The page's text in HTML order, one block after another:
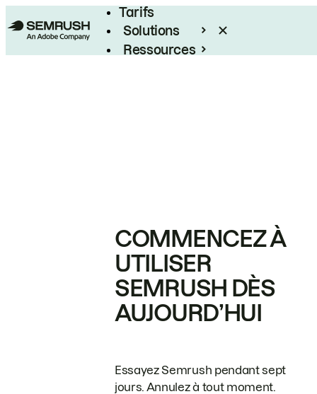
Tarifs
Solutions
Ressources
COMMENCEZ À
UTILISER
SEMRUSH DÈS
AUJOURD’HUI
Essayez Semrush pendant sept
jours. Annulez à tout moment.